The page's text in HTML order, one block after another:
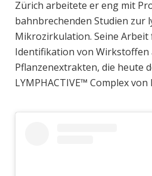
Zürich arbeitete er eng mit
bahnbrechenden Studien zur
Mikrozirkulation. Seine
Identifikation von Wirkstoffen
Pflanzenextrakten, die heute
LYMPHACTIVE™ Complex von